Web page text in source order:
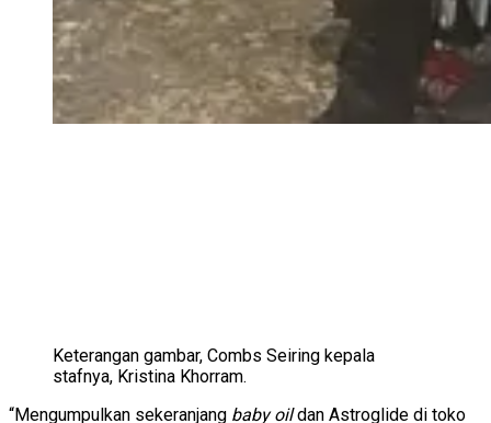
Keterangan gambar, Combs Seiring kepala
stafnya, Kristina Khorram.
“Mengumpulkan sekeranjang baby oildan Astroglide di toko